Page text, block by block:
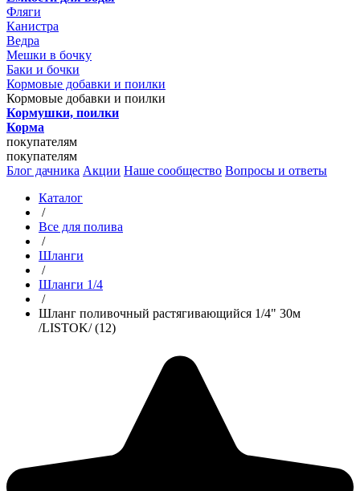
Фляги
Канистра
Ведра
Мешки в бочку
Баки и бочки
Кормовые добавки и поилки
Кормовые добавки и поилки
Кормушки, поилки
Корма
покупателям
покупателям
Блог дачника Акции Наше сообщество Вопросы и ответы
Каталог
/
Все для полива
/
Шланги
/
Шланги 1/4
/
Шланг поливочный растягивающийся 1/4" 30м
/LISTOK/ (12)